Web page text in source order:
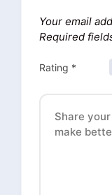
Your email
Required
Rating *